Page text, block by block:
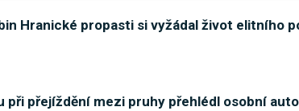
Hranické propasti si vyžádal život elitního
při přejíždění mezi pruhy přehlédl osobní auto